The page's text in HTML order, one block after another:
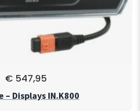
€ 547,95
– Displays IN.K800